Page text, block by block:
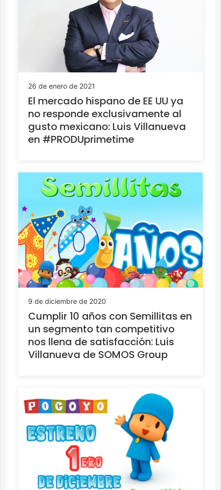
26 de enero de 2021
El mercado hispano de EE UU ya
no responde exclusivamente al
gusto mexicano: Luis Villanueva
en #PRODUprimetime
9 de diciembre de 2020
Cumplir 10 años con Semillitas en
un segmento tan competitivo
nos llena de satisfacción: Luis
Villanueva de SOMOS Group